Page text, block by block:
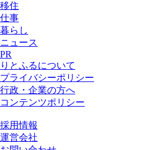
移住
仕事
暮らし
ニュース
PR
りとふるについて
プライバシーポリシー
行政・企業の方へ
コンテンツポリシー
採用情報
運営会社